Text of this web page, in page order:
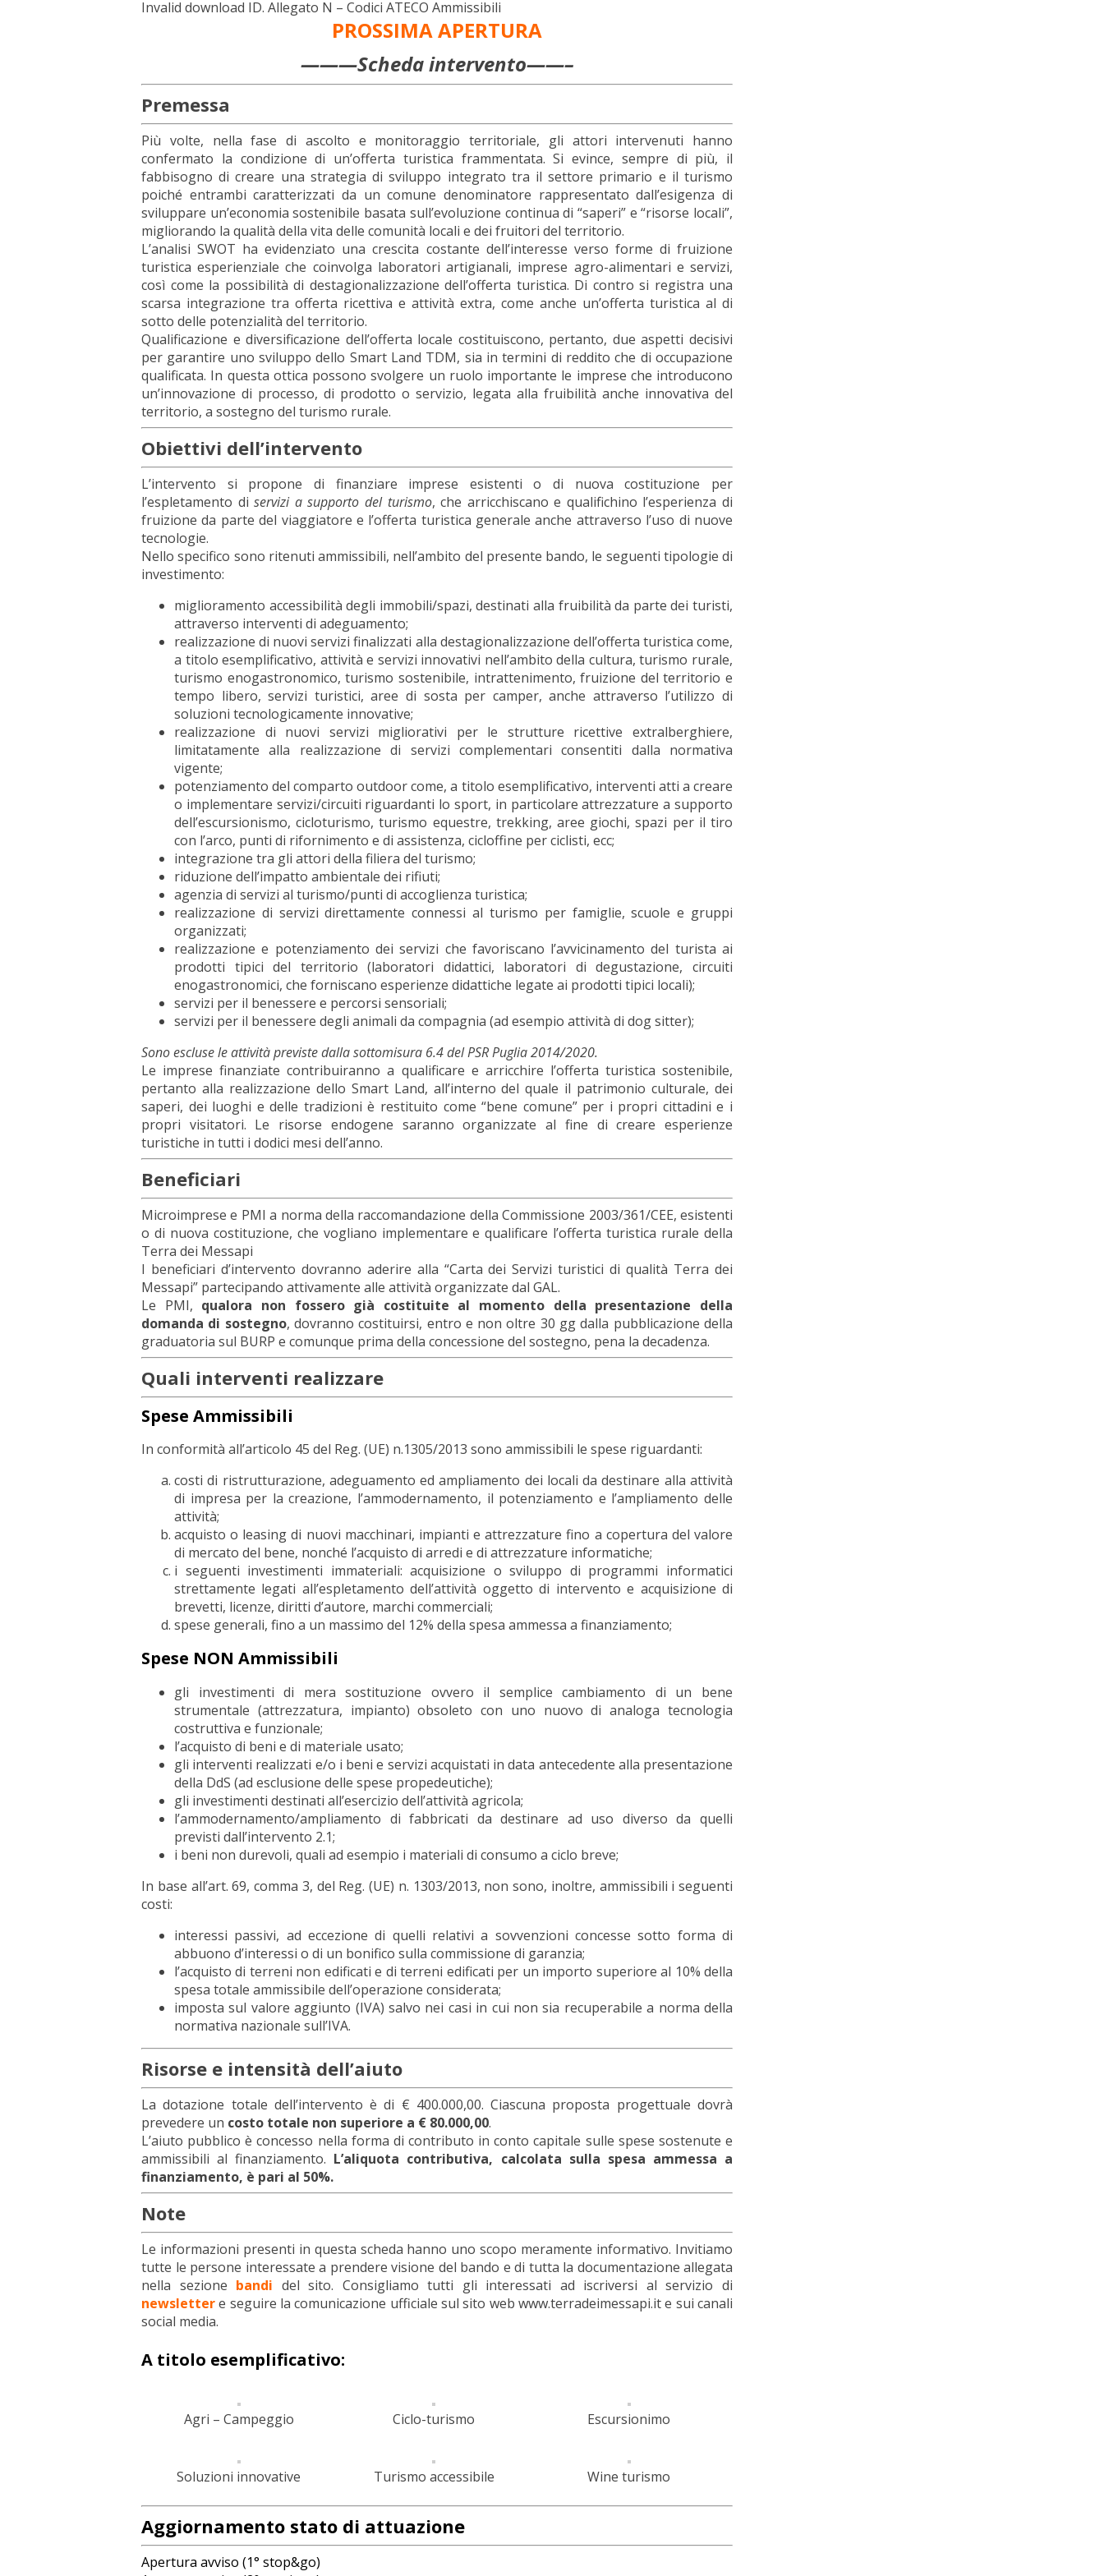
Invalid download ID. Allegato N – Codici ATECO Ammissibili
PROSSIMA APERTURA
———Scheda intervento——–
Premessa
Più volte, nella fase di ascolto e monitoraggio territoriale, gli attori intervenuti hanno
confermato la condizione di un’offerta turistica frammentata. Si evince, sempre di più, il
fabbisogno di creare una strategia di sviluppo integrato tra il settore primario e il turismo
poiché entrambi caratterizzati da un comune denominatore rappresentato dall’esigenza di
sviluppare un’economia sostenibile basata sull’evoluzione continua di “saperi” e “risorse locali”,
migliorando la qualità della vita delle comunità locali e dei fruitori del territorio.
L’analisi SWOT ha evidenziato una crescita costante dell’interesse verso forme di fruizione
turistica esperienziale che coinvolga laboratori artigianali, imprese agro-alimentari e servizi,
così come la possibilità di destagionalizzazione dell’offerta turistica. Di contro si registra una
scarsa integrazione tra offerta ricettiva e attività extra, come anche un’offerta turistica al di
sotto delle potenzialità del territorio.
Qualificazione e diversificazione dell’offerta locale costituiscono, pertanto, due aspetti decisivi
per garantire uno sviluppo dello Smart Land TDM, sia in termini di reddito che di occupazione
qualificata. In questa ottica possono svolgere un ruolo importante le imprese che introducono
un’innovazione di processo, di prodotto o servizio, legata alla fruibilità anche innovativa del
territorio, a sostegno del turismo rurale.
Obiettivi dell’intervento
L’intervento si propone di finanziare imprese esistenti o di nuova costituzione per
l’espletamento diservizi a supporto del turismo, che arricchiscano e qualifichino l’esperienza di
fruizione da parte del viaggiatore e l’offerta turistica generale anche attraverso l’uso di nuove
tecnologie.
Nello specifico sono ritenuti ammissibili, nell’ambito del presente bando, le seguenti tipologie di
investimento:
miglioramento accessibilità degli immobili/spazi, destinati alla fruibilità da parte dei turisti,
attraverso interventi di adeguamento;
realizzazione di nuovi servizi finalizzati alla destagionalizzazione dell’offerta turistica come,
a titolo esemplificativo, attività e servizi innovativi nell’ambito della cultura, turismo rurale,
turismo enogastronomico, turismo sostenibile, intrattenimento, fruizione del territorio e
tempo libero, servizi turistici, aree di sosta per camper, anche attraverso l’utilizzo di
soluzioni tecnologicamente innovative;
realizzazione di nuovi servizi migliorativi per le strutture ricettive extralberghiere,
limitatamente alla realizzazione di servizi complementari consentiti dalla normativa
vigente;
potenziamento del comparto outdoor come, a titolo esemplificativo, interventi atti a creare
o implementare servizi/circuiti riguardanti lo sport, in particolare attrezzature a supporto
dell’escursionismo, cicloturismo, turismo equestre, trekking, aree giochi, spazi per il tiro
con l’arco, punti di rifornimento e di assistenza, cicloffine per ciclisti, ecc;
integrazione tra gli attori della filiera del turismo;
riduzione dell’impatto ambientale dei rifiuti;
agenzia di servizi al turismo/punti di accoglienza turistica;
realizzazione di servizi direttamente connessi al turismo per famiglie, scuole e gruppi
organizzati;
realizzazione e potenziamento dei servizi che favoriscano l’avvicinamento del turista ai
prodotti tipici del territorio (laboratori didattici, laboratori di degustazione, circuiti
enogastronomici, che forniscano esperienze didattiche legate ai prodotti tipici locali);
servizi per il benessere e percorsi sensoriali;
servizi per il benessere degli animali da compagnia (ad esempio attività di dog sitter);
Sono escluse le attività previste dalla sottomisura 6.4 del PSR Puglia 2014/2020.
Le imprese finanziate contribuiranno a qualificare e arricchire l’offerta turistica sostenibile,
pertanto alla realizzazione dello Smart Land, all’interno del quale il patrimonio culturale, dei
saperi, dei luoghi e delle tradizioni è restituito come “bene comune” per i propri cittadini e i
propri visitatori. Le risorse endogene saranno organizzate al fine di creare esperienze
turistiche in tutti i dodici mesi dell’anno.
Beneficiari
Microimprese e PMI a norma della raccomandazione della Commissione 2003/361/CEE, esistenti
o di nuova costituzione, che vogliano implementare e qualificare l’offerta turistica rurale della
Terra dei Messapi
I beneficiari d’intervento dovranno aderire alla “Carta dei Servizi turistici di qualità Terra dei
Messapi” partecipando attivamente alle attività organizzate dal GAL.
Le PMI, qualora non fossero già costituite al momento della presentazione della
domanda di sostegno, dovranno costituirsi, entro e non oltre 30 gg dalla pubblicazione della
graduatoria sul BURP e comunque prima della concessione del sostegno, pena la decadenza.
Quali interventi realizzare
Spese Ammissibili
In conformità all’articolo 45 del Reg. (UE) n.1305/2013 sono ammissibili le spese riguardanti:
costi di ristrutturazione, adeguamento ed ampliamento dei locali da destinare alla attività
di impresa per la creazione, l’ammodernamento, il potenziamento e l’ampliamento delle
attività;
acquisto o leasing di nuovi macchinari, impianti e attrezzature fino a copertura del valore
di mercato del bene, nonché l’acquisto di arredi e di attrezzature informatiche;
i seguenti investimenti immateriali: acquisizione o sviluppo di programmi informatici
strettamente legati all’espletamento dell’attività oggetto di intervento e acquisizione di
brevetti, licenze, diritti d’autore, marchi commerciali;
spese generali, fino a un massimo del 12% della spesa ammessa a finanziamento;
Spese NON Ammissibili
gli investimenti di mera sostituzione ovvero il semplice cambiamento di un bene
strumentale (attrezzatura, impianto) obsoleto con uno nuovo di analoga tecnologia
costruttiva e funzionale;
l’acquisto di beni e di materiale usato;
gli interventi realizzati e/o i beni e servizi acquistati in data antecedente alla presentazione
della DdS (ad esclusione delle spese propedeutiche);
gli investimenti destinati all’esercizio dell’attività agricola;
l’ammodernamento/ampliamento di fabbricati da destinare ad uso diverso da quelli
previsti dall’intervento 2.1;
i beni non durevoli, quali ad esempio i materiali di consumo a ciclo breve;
In base all’art. 69, comma 3, del Reg. (UE) n. 1303/2013, non sono, inoltre, ammissibili i seguenti
costi:
interessi passivi, ad eccezione di quelli relativi a sovvenzioni concesse sotto forma di
abbuono d’interessi o di un bonifico sulla commissione di garanzia;
l’acquisto di terreni non edificati e di terreni edificati per un importo superiore al 10% della
spesa totale ammissibile dell’operazione considerata;
imposta sul valore aggiunto (IVA) salvo nei casi in cui non sia recuperabile a norma della
normativa nazionale sull’IVA.
Risorse e intensità dell’aiuto
La dotazione totale dell’intervento è di € 400.000,00. Ciascuna proposta progettuale dovrà
prevedere un costo totale non superiore a € 80.000,00.
L’aiuto pubblico è concesso nella forma di contributo in conto capitale sulle spese sostenute e
ammissibili al finanziamento. L’aliquota contributiva, calcolata sulla spesa ammessa a
finanziamento, è pari al 50%.
Note
Le informazioni presenti in questa scheda hanno uno scopo meramente informativo. Invitiamo
tutte le persone interessate a prendere visione del bando e di tutta la documentazione allegata
nella sezione bandi del sito. Consigliamo tutti gli interessati ad iscriversi al servizio di
newslettere seguire la comunicazione ufficiale sul sito web www.terradeimessapi.it e sui canali
social media.
A titolo esemplificativo:
Agri – Campeggio Ciclo-turismo Escursionimo
Soluzioni innovative Turismo accessibile Wine turismo
Aggiornamento stato di attuazione
Apertura avviso (1° stop&go)